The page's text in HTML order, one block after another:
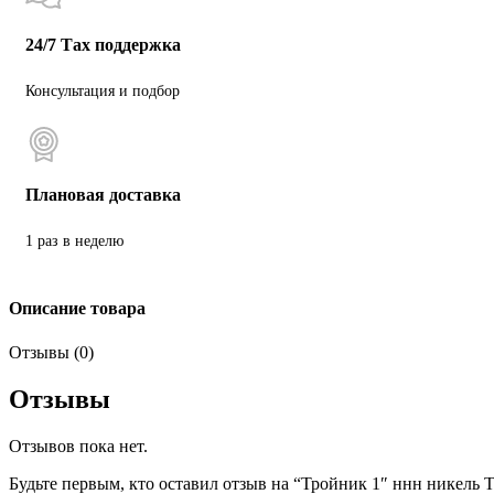
24/7 Тах поддержка
Консультация и подбор
Плановая доставка
1 раз в неделю
Описание товара
Отзывы (0)
Отзывы
Отзывов пока нет.
Будьте первым, кто оставил отзыв на “Тройник 1″ ннн никель